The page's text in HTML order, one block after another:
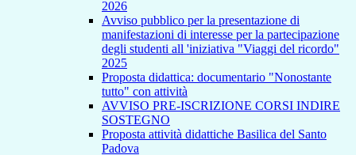
2026
Avviso pubblico per la presentazione di
manifestazioni di interesse per la partecipazione
degli studenti all 'iniziativa "Viaggi del ricordo"
2025
Proposta didattica: documentario "Nonostante
tutto" con attività
AVVISO PRE-ISCRIZIONE CORSI INDIRE
SOSTEGNO
Proposta attività didattiche Basilica del Santo
Padova